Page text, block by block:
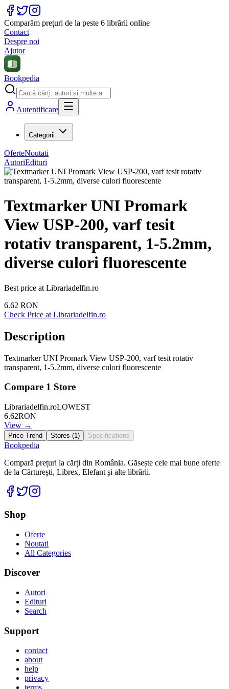
Comparăm prețuri de la peste 6 librării online
Contact
Despre noi
Ajutor
Bookpedia
Autentificare
Categorii
OferteNoutati
AutoriEdituri
Textmarker UNI Promark
View USP-200, varf tesit
rotativ transparent, 1-5.2mm,
diverse culori fluorescente
Best price at Librariadelfin.ro
6.62 RON
Check Price at Librariadelfin.ro
Description
Textmarker UNI Promark View USP-200, varf tesit rotativ
transparent, 1-5.2mm, diverse culori fluorescente
Compare 1 Store
Librariadelfin.roLOWEST
6.62RON
View →
Price Trend Stores (1) Specifications
Bookpedia
Compară prețuri la cărți din România. Găsește cele mai bune oferte
de la Cărturești, Librex, Elefant și alte librării.
Facebook
Twitter
Shop
Oferte
Noutati
All Categories
Discover
Autori
Edituri
Search
Support
contact
about
help
privacy